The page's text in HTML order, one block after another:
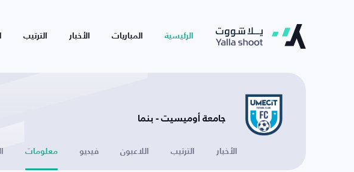
الرئيسية المباريات الأخبار الترتيب
جامعة أوميسيت - بنما
الأخبار الترتيب اللاعبون فيديو معلومات